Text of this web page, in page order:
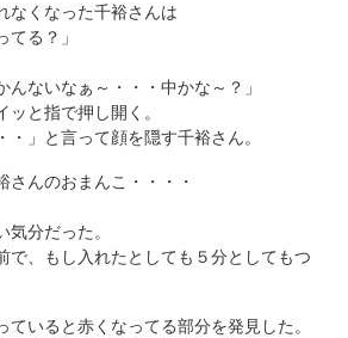
なくなった千裕さんは
てる？」
んないなぁ～・・・中かな～？」
ッと指で押し開く。
」と言って顔を隠す千裕さん。
さんのおまんこ・・・・
分だった。
で、もし入れたとしても５分としてもつ
ていると赤くなってる部分を発見した。